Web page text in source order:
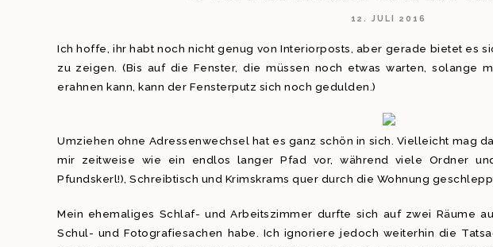
12. JULI 2016
Ich hoffe, ihr habt noch nicht genug von Interiorposts, aber gerade bietet es
zu zeigen. (Bis auf die Fenster, die müssen noch etwas warten, solange
erahnen kann, kann der Fensterputz sich noch gedulden.)
Umziehen ohne Adressenwechsel hat es ganz schön in sich. Vielleicht mag
mir zeitweise wie ein endlos langer Pfad vor, während viele Ordner
Pfundskerl!), Schreibtisch und Krimskrams quer durch die Wohnung
Mein ehemaliges Schlaf- und Arbeitszimmer durfte sich auf zwei Räume
Schul- und Fotografiesachen habe. Ich ignoriere jedoch weiterhin die